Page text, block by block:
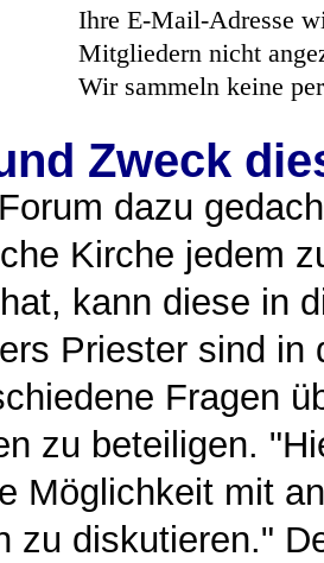
Ihre E-Mail-Adresse
Mitgliedern nicht
Wir sammeln keine
Zweck
dazu
Kirche jedem
kann diese in
Priester sind in
Fragen
zu beteiligen.
Möglichkeit mit
zu diskutieren."